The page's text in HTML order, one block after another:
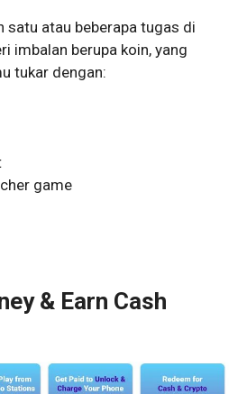
satu atau beberapa tugas di
imbalan berupa koin, yang
tukar dengan:
game
& Earn Cash